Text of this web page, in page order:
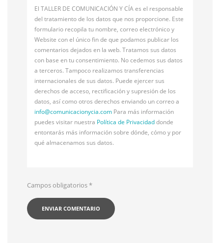
El TALLER DE COMUNICACIÓN Y CÍA es el responsable
del tratamiento de los datos que nos proporcione. Este
formulario recopila tu nombre, correo electrónico y
Website con el único fin de que podamos publicar los
comentarios dejados en la web. Tratamos sus datos
con base en tu consentimiento. No cedemos sus datos
a terceros. Tampoco realizamos transferencias
internacionales de sus datos. Puede ejercer sus
derechos de acceso, rectificación y supresión de los
datos, así como otros derechos enviando un correo a
info@comunicacionycia.com Para más información
puedes visitar nuestra Política de Privacidaddonde
entontarás más información sobre dónde, cómo y por
qué almacenamos sus datos.
Campos obligatorios*